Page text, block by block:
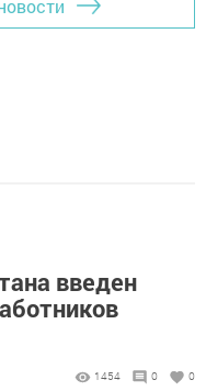
введен
1454 0 0